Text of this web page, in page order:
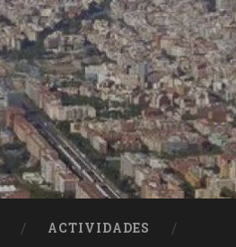
ACTIVIDADES